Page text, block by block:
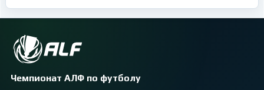
Чемпионат АЛФ по футболу